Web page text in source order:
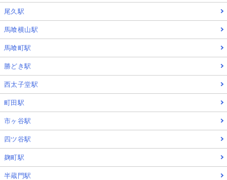
尾久駅
馬喰横山駅
馬喰町駅
勝どき駅
西太子堂駅
町田駅
市ヶ谷駅
四ツ谷駅
麹町駅
半蔵門駅